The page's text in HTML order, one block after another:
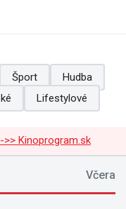
Šport
Hudba
Lifestylové
->> Kinoprogram.sk
Včera